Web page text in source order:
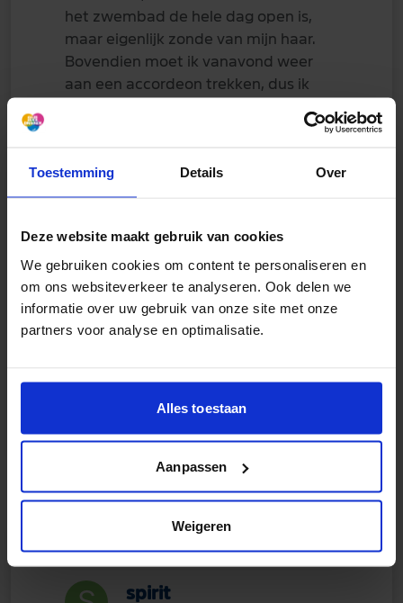
Toestemming Details Over
Deze website maakt gebruik van cookies
We gebruiken cookies om content te personaliseren en
om ons websiteverkeer te analyseren. Ook delen we
informatie over uw gebruik van onze site met onze
partners voor analyse en optimalisatie.
Alles toestaan
Aanpassen
Weigeren
het zwembad de hele dag open is,
maar eigenlijk zonde van mijn haar.
Bovendien moet ik vanavond weer
aan een accordeon trekken, dus ik
het zwembad afgelopen weekend
even zin gehad om tussendoor een
duik te nemen. Er zijn nog best veel
alsnog een duik te nemen. Het is niet
koud vandaag. Eigenlijk ook wel
lekker. Heb niet voor niet een
seizoenkaart. Hihi😆
1 ander reageerde hierop
spirit